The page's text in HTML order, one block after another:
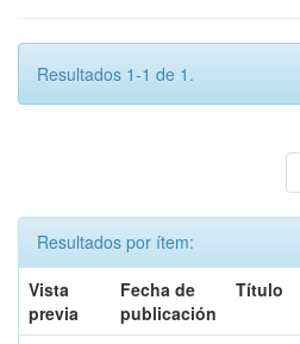
Resultados 1-1 de 1.
Resultados por ítem:
Vista
previa
Fecha de
publicación
Título